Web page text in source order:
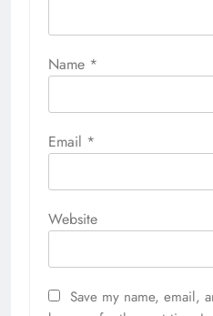
Name *
Email *
Website
Save my name, email,